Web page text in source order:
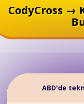
CodyCross →
ABD'de